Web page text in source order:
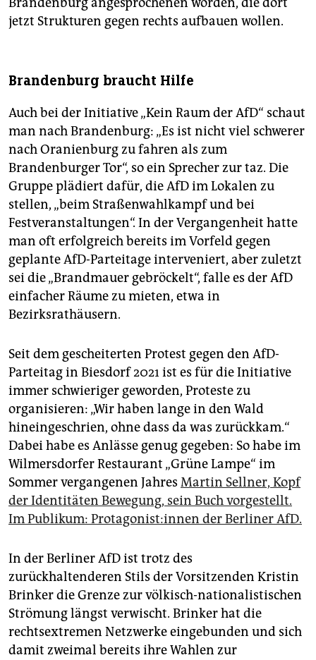
jetzt Strukturen gegen rechts aufbauen wollen.
Brandenburg braucht Hilfe
Auch bei der Initiative „Kein Raum der AfD“ schaut
man nach Brandenburg: „Es ist nicht viel schwerer
nach Oranienburg zu fahren als zum
Brandenburger Tor“, so ein Sprecher zur taz. Die
Gruppe plädiert dafür, die AfD im Lokalen zu
stellen, „beim Straßenwahlkampf und bei
Festveranstaltungen“. In der Vergangenheit hatte
man oft erfolgreich bereits im Vorfeld gegen
geplante AfD-Parteitage interveniert, aber zuletzt
sei die „Brandmauer gebröckelt“, falle es der AfD
einfacher Räume zu mieten, etwa in
Bezirksrathäusern.
Seit dem gescheiterten Protest gegen den AfD-
Parteitag in Biesdorf 2021 ist es für die Initiative
immer schwieriger geworden, Proteste zu
organisieren: „Wir haben lange in den Wald
hineingeschrien, ohne dass da was zurückkam.“
Dabei habe es Anlässe genug gegeben: So habe im
Wilmersdorfer Restaurant „Grüne Lampe“ im
Sommer vergangenen Jahres Martin Sellner, Kopf
der Identitäten Bewegung, sein Buch vorgestellt.
Im Publikum: Prot­ago­nis­t:in­nen der Berliner AfD.
In der Berliner AfD ist trotz des
zurückhaltenderen Stils der Vorsitzenden Kristin
Brinker die Grenze zur völkisch-nationalistischen
Strömung längst verwischt. Brinker hat die
rechtsextremen Netzwerke eingebunden und sich
damit zweimal bereits ihre Wahlen zur